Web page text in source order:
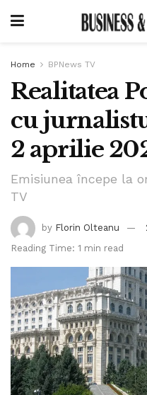
Home BPNews TV
Realitatea
cu
2 aprilie
Emisiunea începe la
TV
by Florin Olteanu
Reading Time: 1 min read